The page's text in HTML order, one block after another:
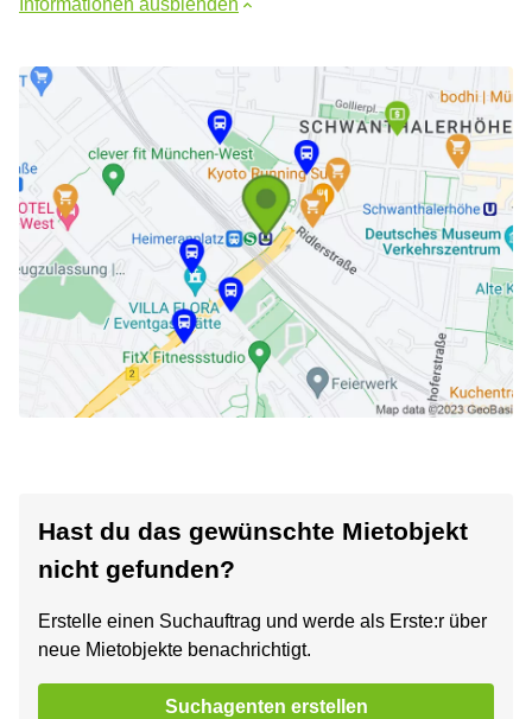
Hast du das gewünschte Mietobjekt
nicht gefunden?
Erstelle einen Suchauftrag und werde als Erste:r über
neue Mietobjekte benachrichtigt.
Suchagenten erstellen